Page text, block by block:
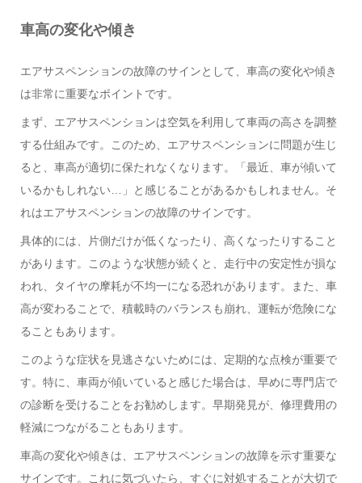
車高の変化や傾き
エアサスペンションの故障のサインとして、車高の変化や傾き
は非常に重要なポイントです。
まず、エアサスペンションは空気を利用して車両の高さを調整
する仕組みです。このため、エアサスペンションに問題が生じ
ると、車高が適切に保たれなくなります。「最近、車が傾いて
いるかもしれない…」と感じることがあるかもしれません。そ
れはエアサスペンションの故障のサインです。
具体的には、片側だけが低くなったり、高くなったりすること
があります。このような状態が続くと、走行中の安定性が損な
われ、タイヤの摩耗が不均一になる恐れがあります。また、車
高が変わることで、積載時のバランスも崩れ、運転が危険にな
ることもあります。
このような症状を見逃さないためには、定期的な点検が重要で
す。特に、車両が傾いていると感じた場合は、早めに専門店で
の診断を受けることをお勧めします。早期発見が、修理費用の
軽減につながることもあります。
車高の変化や傾きは、エアサスペンションの故障を示す重要な
サインです。これに気づいたら、すぐに対処することが大切で